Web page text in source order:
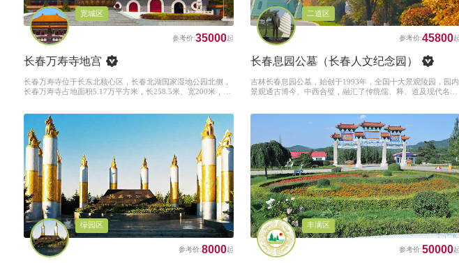
宽城区
35000
长春万寿寺地宫
长春万寿寺位于长东北核心区，长春北湖国家湿地公园北侧，
长春万寿寺占地面积5.17万平方米，长258.5米、宽200米，建
二道区
45800
长春息园公墓（长春人文纪念园）
吉林长春息园公墓，始创于1993年，全国十大景观陵园，园内
景观通古博今、中西合璧，融汇了传统儒、释、道及现代名人
绿园区
8000
丰满区
50000